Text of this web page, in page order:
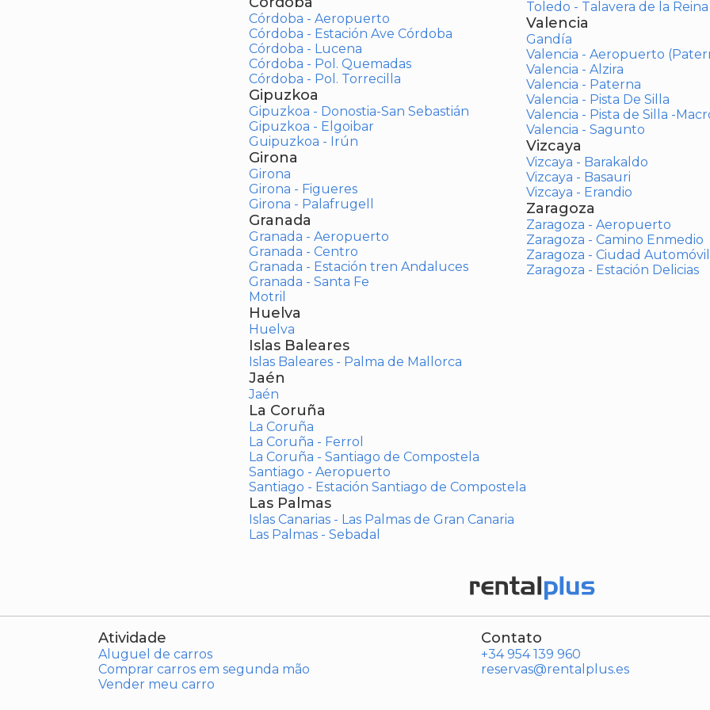
Córdoba - Aeropuerto
Córdoba - Estación Ave Córdoba
Córdoba - Lucena
Córdoba - Pol. Quemadas
Córdoba - Pol. Torrecilla
Gipuzkoa
Gipuzkoa - Donostia-San Sebastián
Gipuzkoa - Elgoibar
Guipuzkoa - Irún
Girona
Girona
Girona - Figueres
Girona - Palafrugell
Granada
Granada - Aeropuerto
Granada - Centro
Granada - Estación tren Andaluces
Granada - Santa Fe
Motril
Huelva
Huelva
Islas Baleares
Islas Baleares - Palma de Mallorca
Jaén
Jaén
La Coruña
La Coruña
La Coruña - Ferrol
La Coruña - Santiago de Compostela
Santiago - Aeropuerto
Santiago - Estación Santiago de Compostela
Las Palmas
Islas Canarias - Las Palmas de Gran Canaria
Las Palmas - Sebadal
Toledo - Talavera de la Reina
Valencia
Gandía
Valencia - Aeropuerto
Valencia - Alzira
Valencia - Paterna
Valencia - Pista De Silla
Valencia - Pista de Silla -
Valencia - Sagunto
Vizcaya
Vizcaya - Barakaldo
Vizcaya - Basauri
Vizcaya - Erandio
Zaragoza
Zaragoza - Aeropuerto
Zaragoza - Camino Enmedio
Zaragoza - Ciudad Automóvil
Zaragoza - Estación Delicias
Atividade
Aluguel de carros
Comprar carros em segunda mão
Vender meu carro
Contato
+34 954 139 960
reservas@rentalplus.es